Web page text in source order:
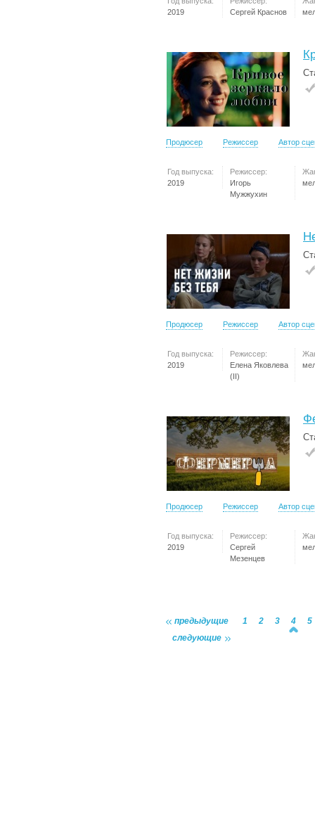
2019
Сергей Краснов
Продюсер Режиссер Автор
Год выпуска:
2019
Режиссер:
Игорь
Мужжухин
Продюсер Режиссер Автор
Год выпуска:
2019
Режиссер:
Елена Яковлева
(II)
Продюсер Режиссер Автор
Год выпуска:
2019
Режиссер:
Сергей
Мезенцев
предыдущие 1 2 3 4
5
следующие